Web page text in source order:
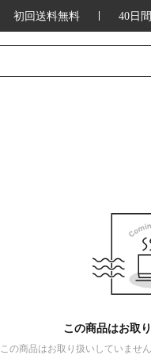
初回送料無料 40日
この商品はお取
この商品はお取り扱いしていませ